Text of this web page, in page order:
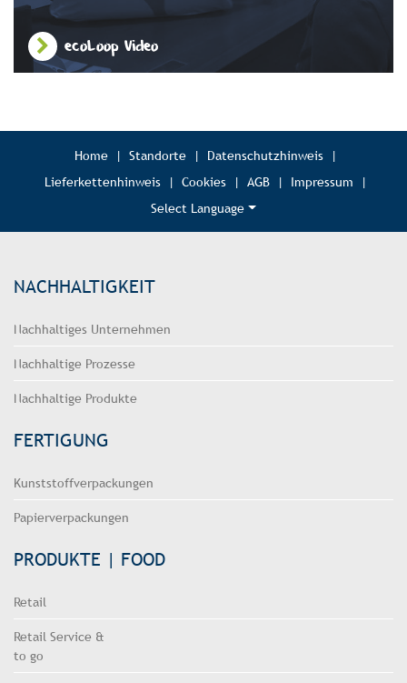
ecoLoop Video
Home | Standorte | Datenschutzhinweis
|
Lieferkettenhinweis
| Cookies | AGB | Impressum
|
Select Language
NACHHALTIGKEIT
Nachhaltiges Unternehmen
Nachhaltige Prozesse
Nachhaltige Produkte
FERTIGUNG
Kunststoffverpackungen
Papierverpackungen
PRODUKTE | FOOD
Retail
Retail Service &
to go